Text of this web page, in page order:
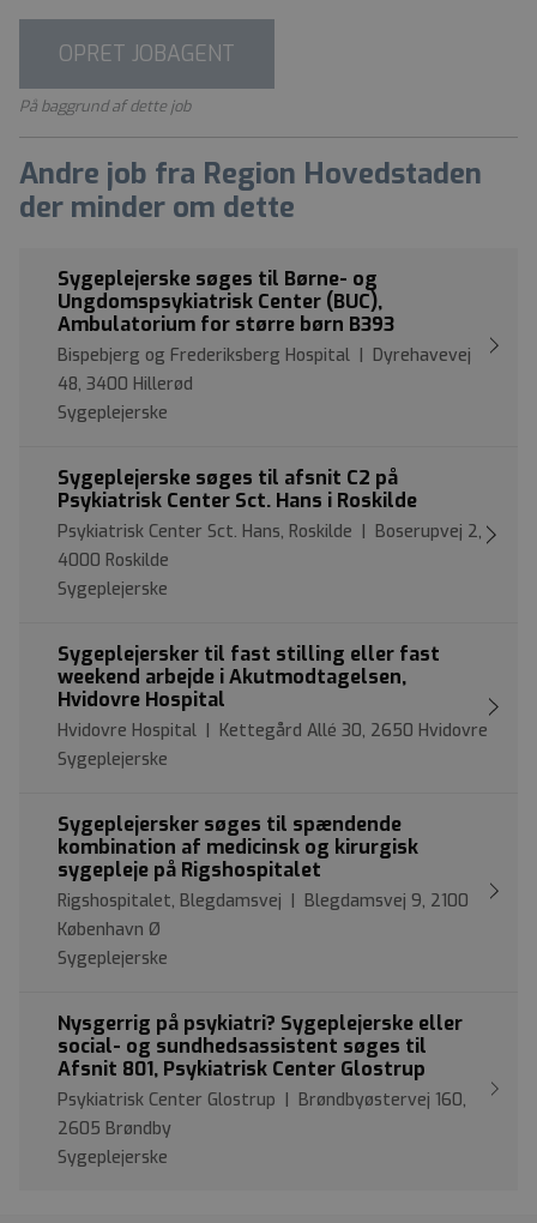
OPRET JOBAGENT
På baggrund af dette job
Andre job fra Region Hovedstaden
der minder om dette
Sygeplejerske søges til Børne- og
Ungdomspsykiatrisk Center (BUC),
Ambulatorium for større børn B393
Bispebjerg og Frederiksberg Hospital | Dyrehavevej
48, 3400 Hillerød
Sygeplejerske
Sygeplejerske søges til afsnit C2 på
Psykiatrisk Center Sct. Hans i Roskilde
Psykiatrisk Center Sct. Hans, Roskilde | Boserupvej 2,
4000 Roskilde
Sygeplejerske
Sygeplejersker til fast stilling eller fast
weekend arbejde i Akutmodtagelsen,
Hvidovre Hospital
Hvidovre Hospital | Kettegård Allé 30, 2650 Hvidovre
Sygeplejerske
Sygeplejersker søges til spændende
kombination af medicinsk og kirurgisk
sygepleje på Rigshospitalet
Rigshospitalet, Blegdamsvej | Blegdamsvej 9, 2100
København Ø
Sygeplejerske
Nysgerrig på psykiatri? Sygeplejerske eller
social- og sundhedsassistent søges til
Afsnit 801, Psykiatrisk Center Glostrup
Psykiatrisk Center Glostrup | Brøndbyøstervej 160,
2605 Brøndby
Sygeplejerske